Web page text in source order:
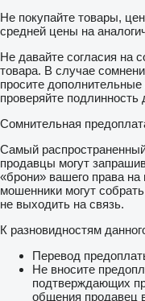
Не покупайте товары,
средней цены на
Не давайте согласия на
товара. В случае
просите
проверяйте
Сомнительная
Самый
продавцы могут
«брони» вашего права на
мошенники могут
не выходить на связь.
К разновидностям
Перевод
Не вносите
подтверждающих
общения продавец